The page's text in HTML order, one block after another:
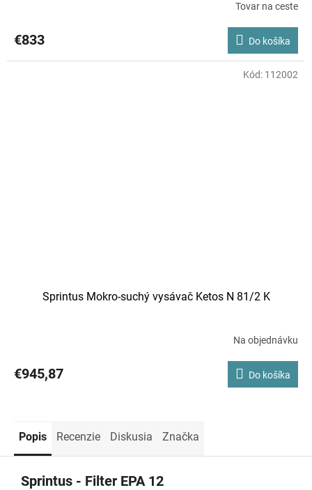
Tovar na ceste
€833 Do košíka
Sprintus Mokro-suchý vysávač Ketos N 81/2 K
Na objednávku
€945,87 Do košíka
Kód: 112002
Popis Recenzie Diskusia Značka
Sprintus - Filter EPA 12